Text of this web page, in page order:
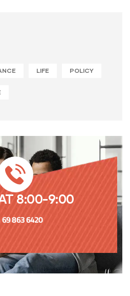
LIFE POLICY
8:00-9:00
69 863 6420